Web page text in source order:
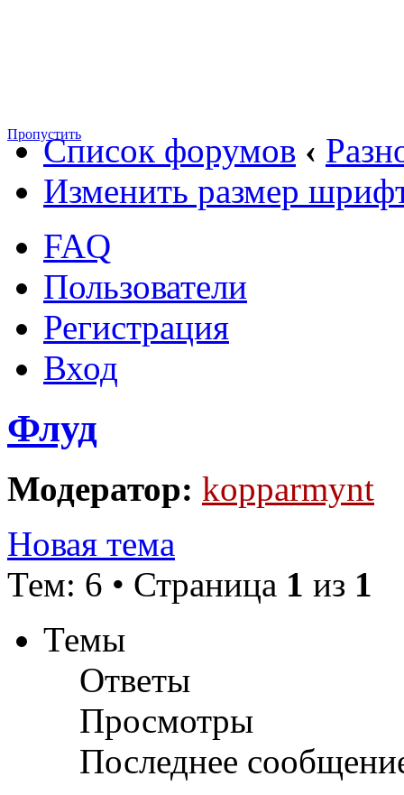
ПропуститьСписок форумов ‹
Изменить размер
FAQ
Пользователи
Регистрация
Вход
Флуд
Модератор: kopparmynt
Новая тема
Тем: 6 • Страница 1 из 1
Темы
Ответы
Просмотры
Последнее